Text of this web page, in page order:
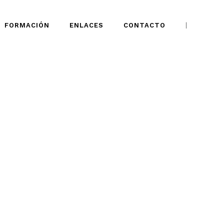
FORMACIÓN ENLACES CONTACTO